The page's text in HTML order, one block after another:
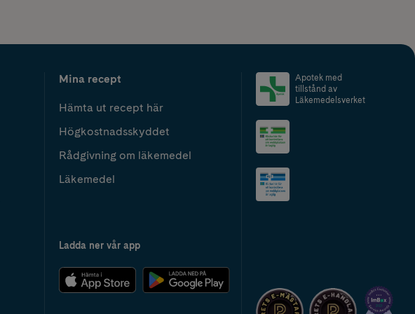
Mina recept
Hämta ut recept här
Högkostnadsskyddet
Rådgivning om läkemedel
Läkemedel
Ladda ner vår app
Apotek med
tillstånd av
Läkemedelsverket